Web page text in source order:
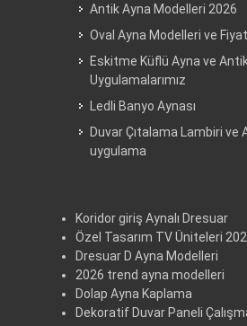
Antik Ayna Modelleri 2026
Oval Ayna Modelleri ve
Eskitme Küflü Ayna ve
Uygulamalarımız
Ledli Banyo Aynası
Duvar Çıtalama Lambiri ve
uygulama
Koridor giriş Aynalı Dresuar
Özel Tasarım TV Üniteleri
Dresuar D Ayna Modelleri
2026 trend ayna modelleri
Dolap Ayna Kaplama
Dekoratif Duvar Paneli